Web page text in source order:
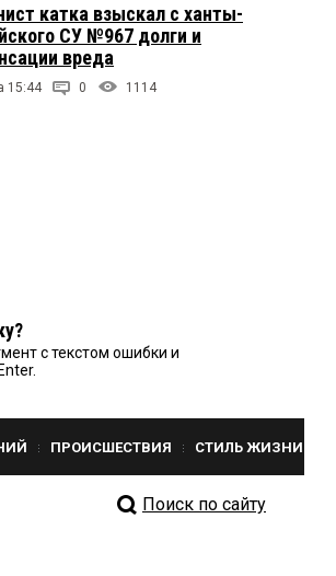
катка взыскал с ханты-
СУ №967 долги и
вреда
15:44 0 1114
с текстом ошибки и
ПРОИСШЕСТВИЯ СТИЛЬ ЖИЗНИ
Поиск по сайту